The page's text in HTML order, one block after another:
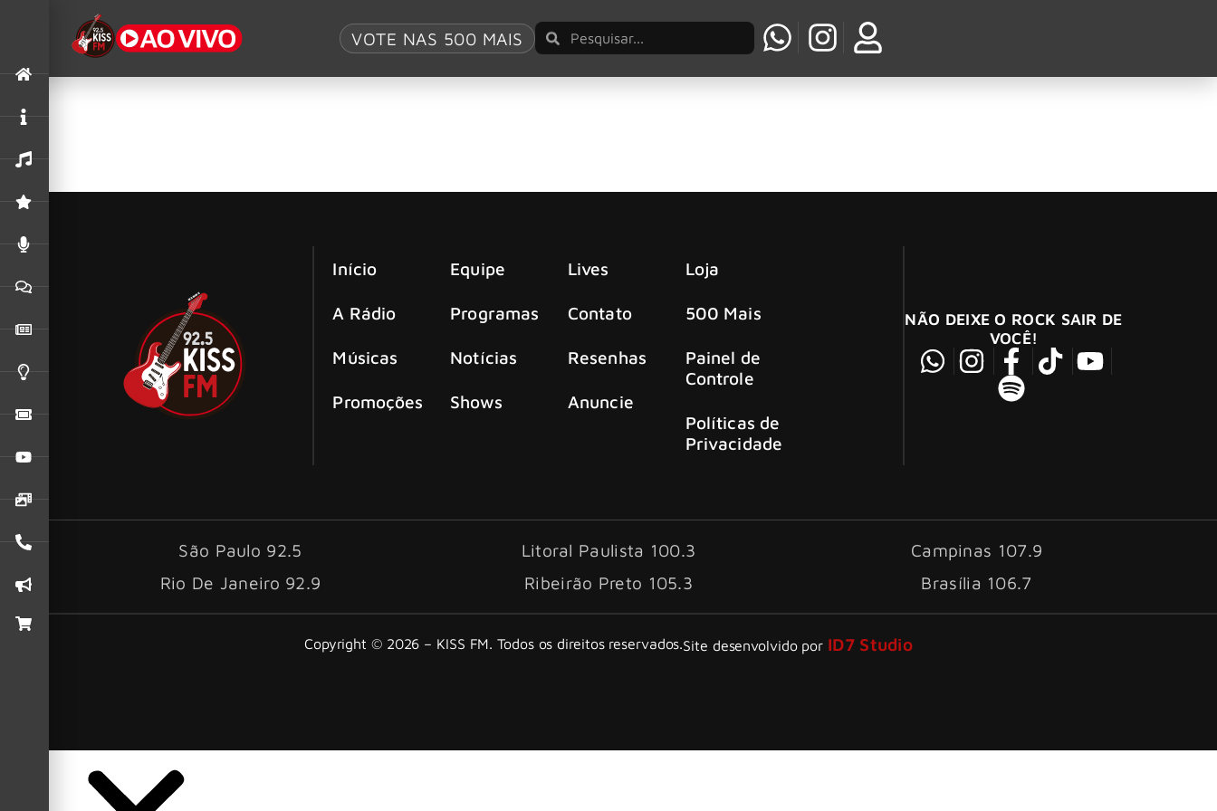
VOTE NAS 500 MAIS
Tag:avião
Início
A Rádio
Músicas
Promoções
Equipe
Programas
Notícias
Shows
Lives
Contato
Resenhas
Anuncie
Loja
500 Mais
Painel de
Controle
Políticas de
Privacidade
NÃO DEIXE O ROCK SAIR DE
VOCÊ!
São Paulo 92.5 Litoral Paulista 100.3
Campinas 107.9
Rio De Janeiro 92.9
Ribeirão Preto 105.3 Brasília 106.7
Copyright © 2026 – KISS FM. Todos os direitos reservados.Site desenvolvido por ID7 Studio